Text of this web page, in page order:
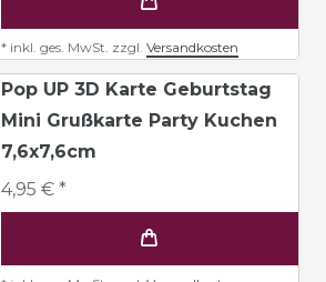
* inkl. ges. MwSt. zzgl. Versandkosten
Pop UP 3D Karte Geburtstag
Mini Grußkarte Party Kuchen
7,6x7,6cm
4,95 € *